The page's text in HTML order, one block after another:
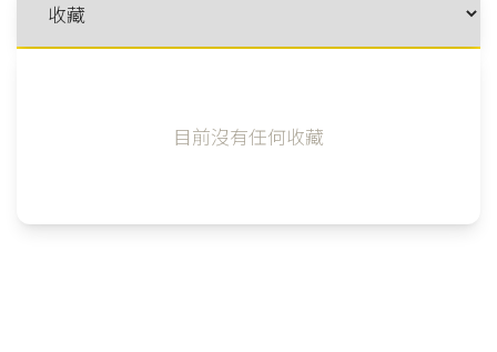
目前沒有任何收藏